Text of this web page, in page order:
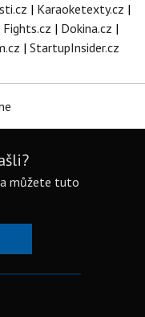
| Karaoketexty.cz |
Fights.cz | Dokina.cz |
| StartupInsider.cz
a můžete tuto